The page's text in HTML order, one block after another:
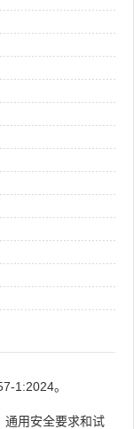
1:2024。
通用安全要求和试